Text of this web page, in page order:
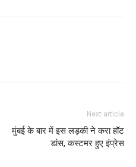
Next article
मुंबई के बार में इस लड़की ने करा हॉट
डांस, कस्टमर हुए इंप्रेस